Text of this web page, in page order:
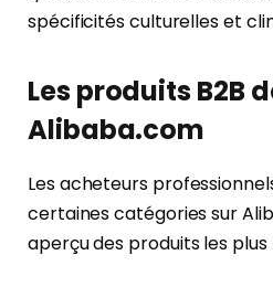
spécificités culturelles et
Les produits B2B
Alibaba.com
Les acheteurs
certaines catégories sur
aperçu des produits les